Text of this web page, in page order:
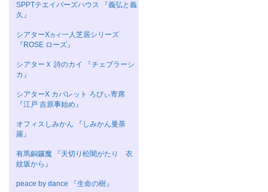
SPPTテエイパーズハウス 『義弘と義
久』
シアターΧカイ一人芝居シリーズ
『ROSE ローズ』
シアターＸ 詩のカイ 『チェブラーシ
カ』
シアターΧ カバレット ろびぃ寄席
『江戸 吉原事始め』
オフィスしみかん 『しみかん曼荼
羅』
有馬銅鑼魔 『天切り松闇がたり 衣
紋坂から』
peace by dance 『生命の樹』